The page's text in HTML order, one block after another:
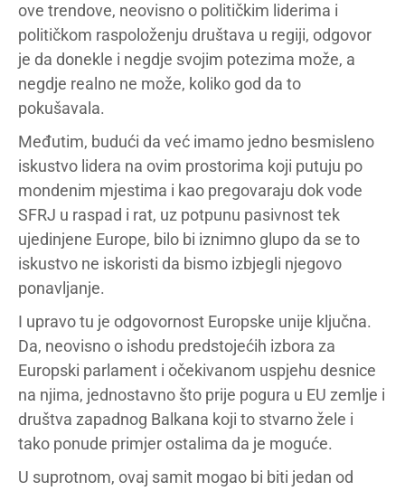
ove trendove, neovisno o političkim liderima i
političkom raspoloženju društava u regiji, odgovor
je da donekle i negdje svojim potezima može, a
negdje realno ne može, koliko god da to
pokušavala.
Međutim, budući da već imamo jedno besmisleno
iskustvo lidera na ovim prostorima koji putuju po
mondenim mjestima i kao pregovaraju dok vode
SFRJ u raspad i rat, uz potpunu pasivnost tek
ujedinjene Europe, bilo bi iznimno glupo da se to
iskustvo ne iskoristi da bismo izbjegli njegovo
ponavljanje.
I upravo tu je odgovornost Europske unije ključna.
Da, neovisno o ishodu predstojećih izbora za
Europski parlament i očekivanom uspjehu desnice
na njima, jednostavno što prije pogura u EU zemlje i
društva zapadnog Balkana koji to stvarno žele i
tako ponude primjer ostalima da je moguće.
U suprotnom, ovaj samit mogao bi biti jedan od